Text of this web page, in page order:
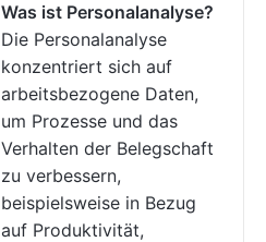
Was ist Personalanalyse?
Die Personalanalyse
konzentriert sich auf
arbeitsbezogene Daten,
um Prozesse und das
Verhalten der Belegschaft
zu verbessern,
beispielsweise in Bezug
auf Produktivität,